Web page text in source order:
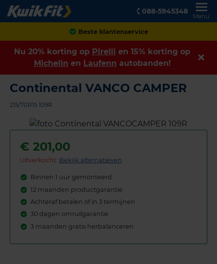
088-5945348
Menu
Achteraf betalen
Nu 20% korting op Pirelli en 15% korting op
Michelin en Laufenn autobanden!
Continental VANCO CAMPER
215/70R15 109R
€ 201,00
Uitverkocht: Bekijk alternatieven
Binnen 1 uur gemonteerd
12 maanden productgarantie
Achteraf betalen of in 3 termijnen
30 dagen omruilgarantie
3 maanden gratis herbalanceren